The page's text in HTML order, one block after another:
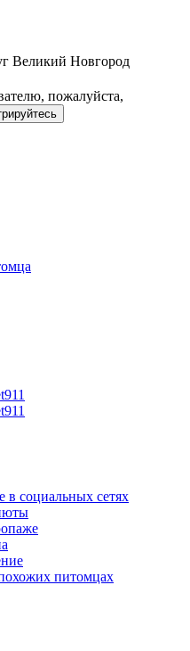
Великий Новгород
пожалуйста,
в социальных сетях
питомцах